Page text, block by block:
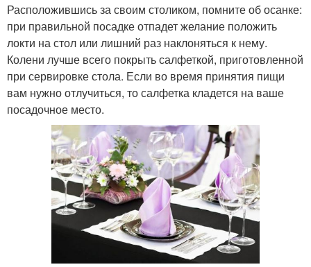
Расположившись за своим столиком, помните об осанке:
при правильной посадке отпадет желание положить
локти на стол или лишний раз наклоняться к нему.
Колени лучше всего покрыть салфеткой, приготовленной
при сервировке стола. Если во время принятия пищи
вам нужно отлучиться, то салфетка кладется на ваше
посадочное место.